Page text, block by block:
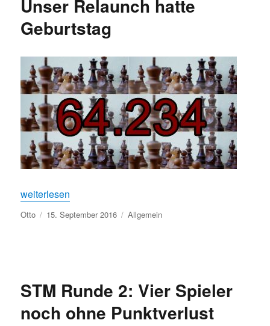
Unser Relaunch hatte
Geburtstag
„Unser Relaunch hatte Geburtstag“
weiterlesen
Autor
Otto Veröffentlicht
am
15. September 2016 Kategorien
Allgemein
STM Runde 2: Vier Spieler
noch ohne Punktverlust